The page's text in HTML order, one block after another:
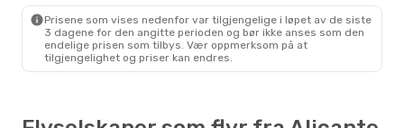
ALC- BGO
Klm Royal Dutch Airlines
1 Mellomlanding
BGO- ALC
Prisene som vises nedenfor var tilgjengelige i løpet av de siste
3 dagene for den angitte perioden og bør ikke anses som den
endelige prisen som tilbys. Vær oppmerksom på at
tilgjengelighet og priser kan endres.